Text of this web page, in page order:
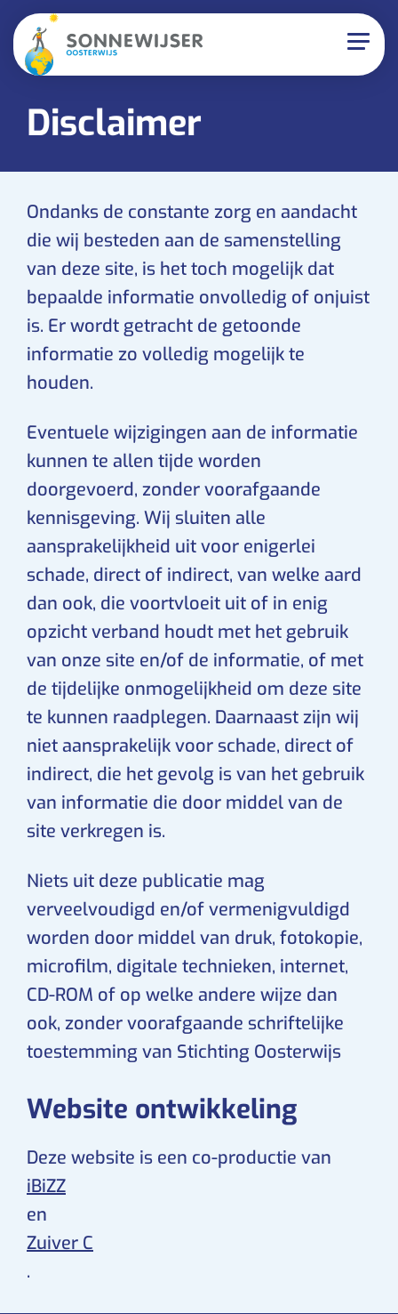
Disclaimer
Ondanks de constante zorg en aandacht
die wij besteden aan de samenstelling
van deze site, is het toch mogelijk dat
bepaalde informatie onvolledig of onjuist
is. Er wordt getracht de getoonde
informatie zo volledig mogelijk te
houden.
Eventuele wijzigingen aan de informatie
kunnen te allen tijde worden
doorgevoerd, zonder voorafgaande
kennisgeving. Wij sluiten alle
aansprakelijkheid uit voor enigerlei
schade, direct of indirect, van welke aard
dan ook, die voortvloeit uit of in enig
opzicht verband houdt met het gebruik
van onze site en/of de informatie, of met
de tijdelijke onmogelijkheid om deze site
te kunnen raadplegen. Daarnaast zijn wij
niet aansprakelijk voor schade, direct of
indirect, die het gevolg is van het gebruik
van informatie die door middel van de
site verkregen is.
Niets uit deze publicatie mag
verveelvoudigd en/of vermenigvuldigd
worden door middel van druk, fotokopie,
microfilm, digitale technieken, internet,
CD-ROM of op welke andere wijze dan
ook, zonder voorafgaande schriftelijke
toestemming van Stichting Oosterwijs
Website ontwikkeling
Deze website is een co-productie van
iBiZZ
en
Zuiver C
.